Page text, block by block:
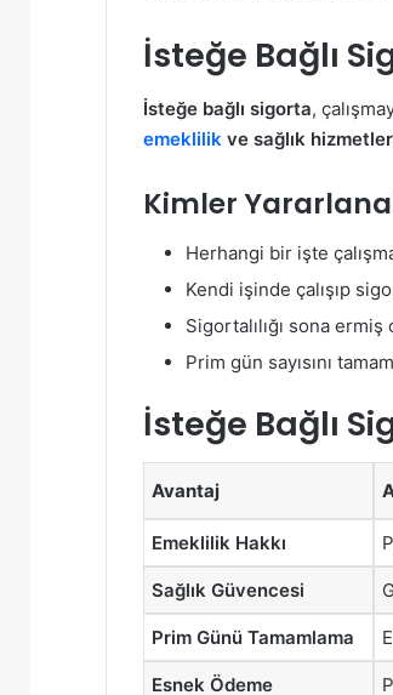
İsteğe Bağlı
İsteğe bağlı sigorta,
emeklilik ve sağlık
Kimler
Herhangi bir işte
Kendi işinde çalışıp
Sigortalılığı sona ermiş
Prim gün sayısını
İsteğe Bağlı
Avantaj
Emeklilik Hakkı
Sağlık Güvencesi
Prim Günü Tamamlama
Esnek Ödeme